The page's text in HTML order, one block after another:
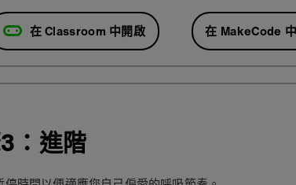
在 Classroom 中開啟 在 MakeCode
：進階